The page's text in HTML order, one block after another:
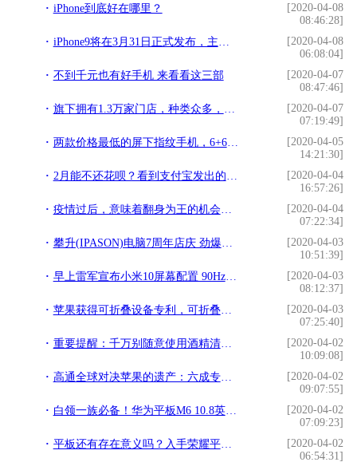
iPhone到底好在哪里？
[2020-04-08
08:46:28]
iPhone9将在3月31日正式发布，主要参数被确认，价格更感人
[2020-04-08
06:08:04]
不到千元也有好手机 来看看这三部
[2020-04-07
08:47:46]
旗下拥有1.3万家门店，种类众多，当之无愧的中国零售之王
[2020-04-07
07:19:49]
两款价格最低的屏下指纹手机，6+64GB都降至899，你更倾向哪个？
[2020-04-05
14:21:30]
2月能不还花呗？看到支付宝发出的声明，用户：太良心了
[2020-04-04
16:57:26]
疫情过后，意味着翻身为王的机会来了，你能抓住吗？
[2020-04-04
07:22:34]
攀升(IPASON)电脑7周年店庆 劲爆机型亲情力推
[2020-04-03
10:51:39]
早上雷军宣布小米10屏幕配置 90Hz标配 米粉热泪 喊着一定买首发
[2020-04-03
08:12:37]
苹果获得可折叠设备专利，可折叠手机即将研制，果粉：非常期待
[2020-04-03
07:25:40]
重要提醒：千万别随意使用酒精清洗电脑屏幕
[2020-04-02
10:09:08]
高通全球对决苹果的遗产：六成专利被判有效，获多法院禁令支持
[2020-04-02
09:07:55]
白领一族必备！华为平板M6 10.8英寸成为轻办公时代的自救神器
[2020-04-02
07:09:23]
平板还有存在意义吗？入手荣耀平板一个月，聊聊优缺点和真实感受
[2020-04-02
06:54:31]